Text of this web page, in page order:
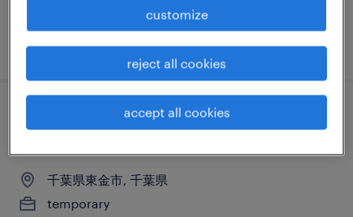
posted 17 july 2026
アウトソーシングの検査、仕分け・ピッキ
千葉県東金市, 千葉県
temporary
customize
reject all cookies
accept all cookies